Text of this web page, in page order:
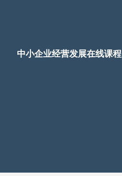
中小企业经营发展在线课程